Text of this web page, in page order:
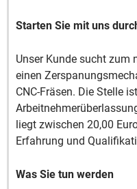
Starten Sie mit uns
Unser Kunde sucht
einen
CNC-Fräsen. Die Stelle
liegt zwischen 20,00
Erfahrung und
Was Sie tun werden